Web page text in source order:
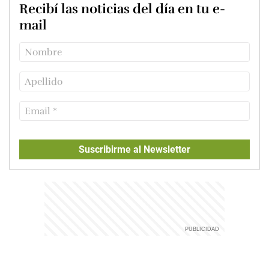
Recibí las noticias del día en tu e-
mail
Suscribirme al Newsletter